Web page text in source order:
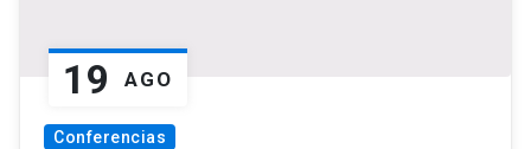
19 AGO
Conferencias